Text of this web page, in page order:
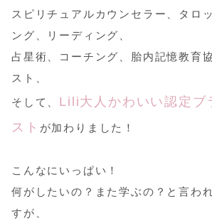
スピリチュアルカウンセラー、タロ
ング、リーディング、
占星術、コーチング、胎内記憶教育
スト、
そして、 Lili大人かわいい認定ブ
スト が加わりました！
こんなにいっぱい！
何がしたいの？また学ぶの？と言わ
すが、